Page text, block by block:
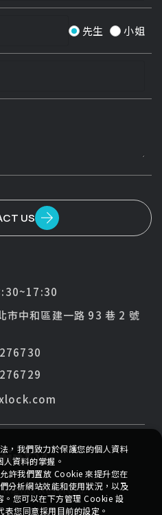
先生 小姐
US
市中和區建一路 93 巷 2 號
Rights Reserved.
，我們致力於保護您的個人資料
資料的掌握。
許我們置放 Cookie 來提升您在
分析網站效能和使用狀況，以及
。您可以在下方管理 Cookie 設
表您同意採用目前的設定。